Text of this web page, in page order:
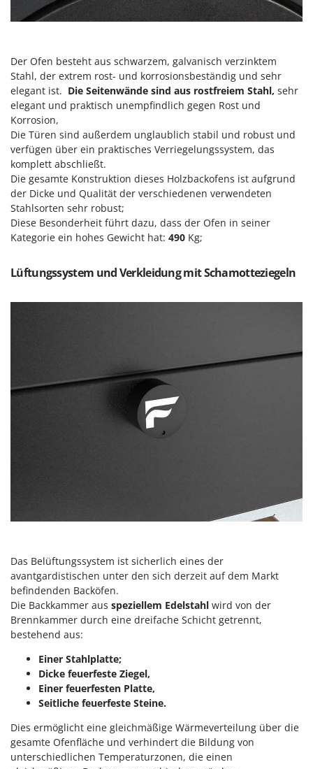
Rührtöpfe mit Elektrischem Rührwerk
S
Sämaschinen und Düngerstreuer
Scheibenpflüge
Schneefräsen
Schneeräumer
Schrotmühlen - elektrisch
Schwader für Traktoren
Schweißgeräte
Seilwinden - Motorseilwinden
Sichelmulcher für Traktoren
T
Teppichreiniger und Teppichbodenreiniger
Thermische und mechanische Unkrautbrenner
U
Umfüllpumpen
V
Vakuumiergeräte
Vertikutierer
Vogelscheuchen - Vogelabwehr
Wasserpumpen
Wasserpumpen für Traktoren
Wein- und Obstpressen
Wein- und Ölschichtenfilter
Weitere Produkte
GreenBay
GRIFO
GVS
GYS
H
Hailo
Helvi
Henx
HiKOKI
Honda
Il-Tec
Imperia
Iseki
Kemper
Kenwood
Keter
KitchenAid
Komo
Laica
Landxcape
LAR Casalinghi
Der Ofen besteht aus schwarzem, galvanisch verzinktem
Stahl, der extrem rost- und korrosionsbeständig und sehr
elegant ist. Die Seitenwände sind aus rostfreiem Stahl, sehr
elegant und praktisch unempfindlich gegen Rost und
Korrosion,
Die Türen sind außerdem unglaublich stabil und robust und
verfügen über ein praktisches Verriegelungssystem, das
komplett abschließt.
Die gesamte Konstruktion dieses Holzbackofens ist aufgrund
der Dicke und Qualität der verschiedenen verwendeten
Stahlsorten sehr robust;
Diese Besonderheit führt dazu, dass der Ofen in seiner
Kategorie ein hohes Gewicht hat: 490 Kg;
Lüftungssystem und Verkleidung mit Schamotteziegeln
Das Belüftungssystem ist sicherlich eines der
avantgardistischen unter den sich derzeit auf dem Markt
befindenden Backöfen.
Die Backkammer aus speziellem Edelstahl wird von der
Brennkammer durch eine dreifache Schicht getrennt,
bestehend aus:
Einer Stahlplatte;
Dicke feuerfeste Ziegel,
Einer feuerfesten Platte,
Seitliche feuerfeste Steine.
Dies ermöglicht eine gleichmäßige Wärmeverteilung über die
gesamte Ofenfläche und verhindert die Bildung von
unterschiedlichen Temperaturzonen, die einen